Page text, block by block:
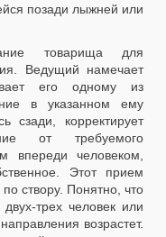
позади лыжней или
товарища для
Ведущий намечает
его одному из
в указанном ему
сзади, корректирует
от требуемого
впереди человеком,
Этот прием
створу. Понятно, что
трех человек или
возрастет.